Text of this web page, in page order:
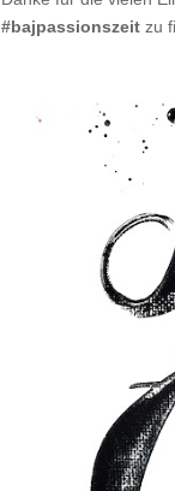
#bajpassionszeit zu